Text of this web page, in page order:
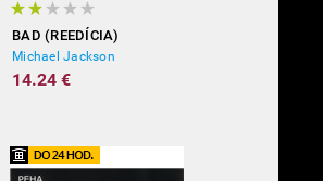
BAD (REEDÍCIA)
Michael Jackson
14.24 €